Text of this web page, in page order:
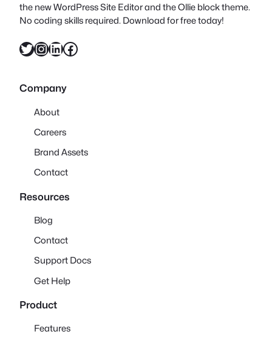
the new WordPress Site Editor and the Ollie block theme.
No coding skills required. Download for free today!
Twitter InstagramLinkedIn Facebook
Company
About
Careers
Brand Assets
Contact
Resources
Blog
Contact
Support Docs
Get Help
Product
Features